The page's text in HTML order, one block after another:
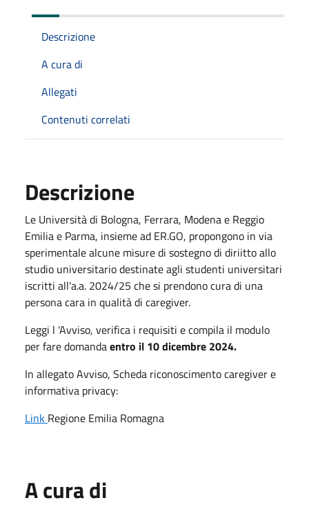
Descrizione
A cura di
Allegati
Contenuti correlati
Descrizione
Le Università di Bologna, Ferrara, Modena e Reggio
Emilia e Parma, insieme ad ER.GO, propongono in via
sperimentale alcune misure di sostegno di diriitto allo
studio universitario destinate agli studenti universitari
iscritti all'a.a. 2024/25 che si prendono cura di una
persona cara in qualità di caregiver.
Leggi l 'Avviso, verifica i requisiti e compila il modulo
per fare domandaentro il 10 dicembre 2024.
In allegato Avviso, Scheda riconoscimento caregiver e
informativa privacy:
Link Regione Emilia Romagna
A cura di